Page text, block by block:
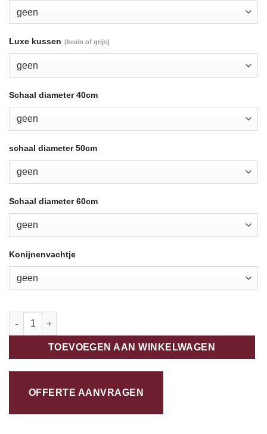
Luxe kussen (bruin of grijs)
Schaal diameter 40cm
schaal diameter 50cm
Schaal diameter 60cm
Konijnenvachtje
Ars Longa - Houten krabpaal twin 200cm aantal
TOEVOEGEN AAN WINKELWAGEN
OFFERTE AANVRAGEN